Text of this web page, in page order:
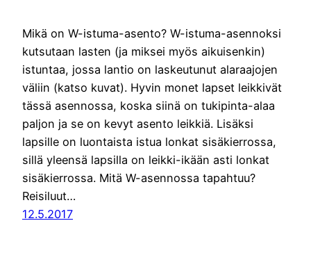
Mikä on W-istuma-asento? W-istuma-asennoksi
kutsutaan lasten (ja miksei myös aikuisenkin)
istuntaa, jossa lantio on laskeutunut alaraajojen
väliin (katso kuvat). Hyvin monet lapset leikkivät
tässä asennossa, koska siinä on tukipinta-alaa
paljon ja se on kevyt asento leikkiä. Lisäksi
lapsille on luontaista istua lonkat sisäkierrossa,
sillä yleensä lapsilla on leikki-ikään asti lonkat
sisäkierrossa. Mitä W-asennossa tapahtuu?
Reisiluut…
12.5.2017